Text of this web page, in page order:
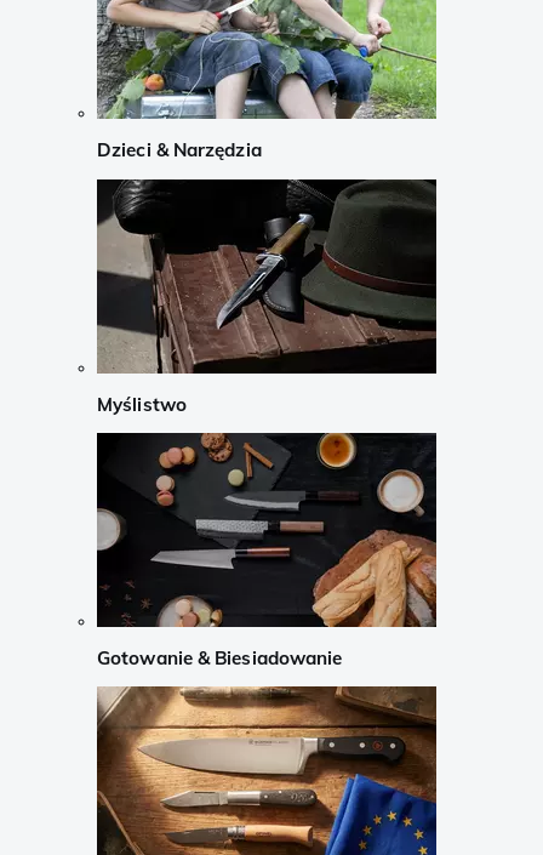
Dzieci & Narzędzia
Myślistwo
Gotowanie & Biesiadowanie